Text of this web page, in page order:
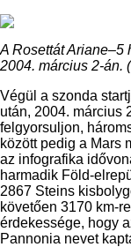
A Rosettát Ariane–5
2004. március 2-án. (
Végül a szonda
után, 2004. március
felgyorsuljon,
között pedig a Mars
az infografika
harmadik Föld-
2867 Steins
követően 3170 km-
érdekessége, hogy
Pannonia nevet